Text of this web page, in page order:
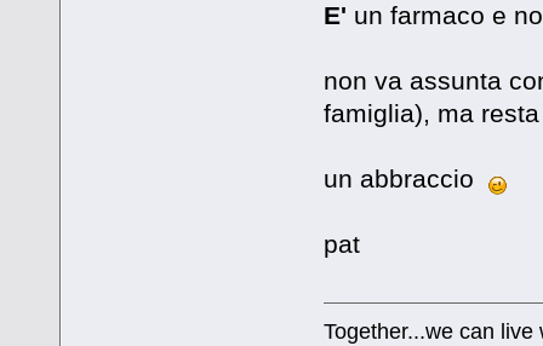
E' un farmaco e
non va assunta
famiglia), ma
un abbraccio
pat
Together...we can live